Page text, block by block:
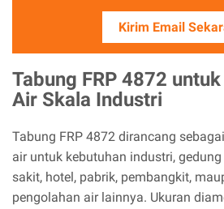
Kirim Email
Tabung FRP 4872
Air Skala Industri
Tabung FRP 4872 dirancang
air untuk kebutuhan industri,
sakit, hotel, pabrik, pembangkit,
pengolahan air lainnya. Ukuran